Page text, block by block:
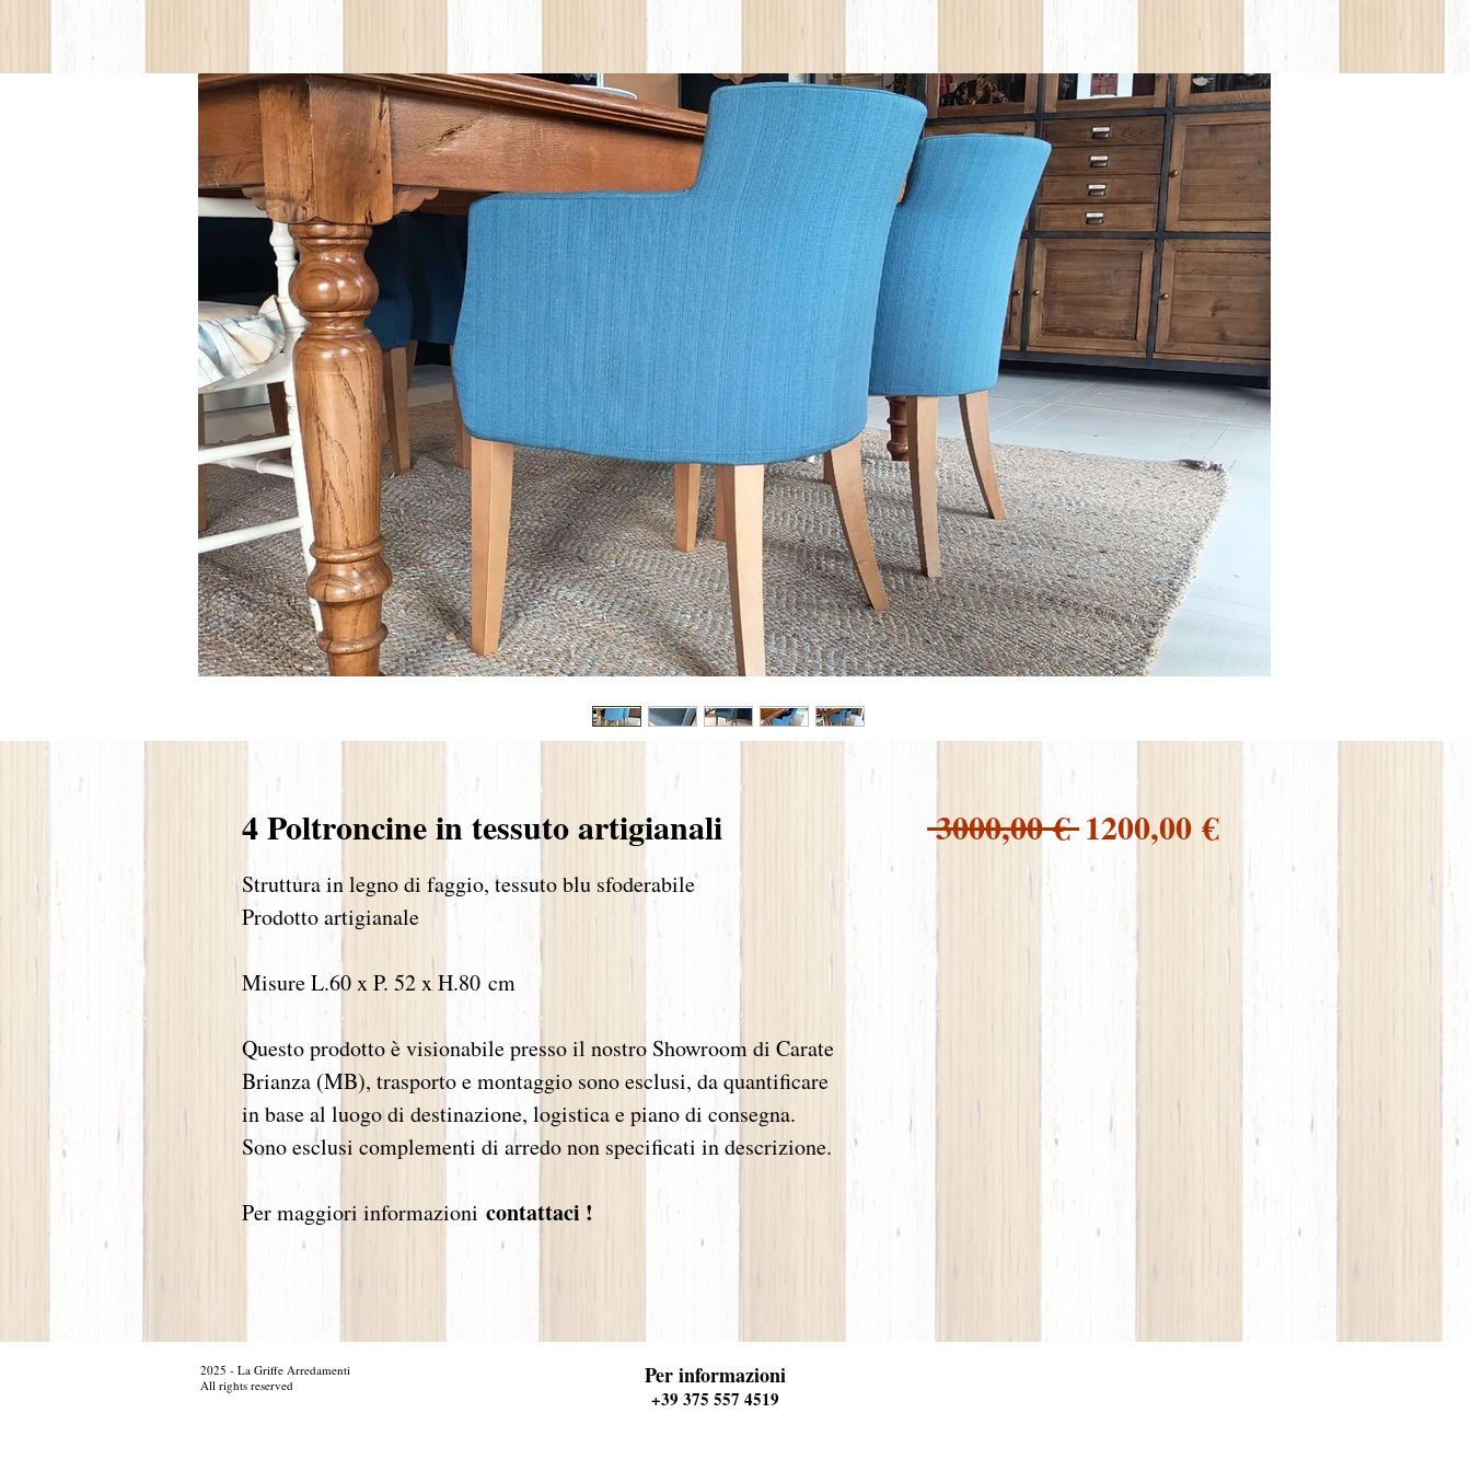
4 Poltroncine in tessuto artigianali
Struttura in legno di faggio, tessuto blu sfoderabile
Prodotto artigianale
Misure L.60 x P. 52 x H.80 cm
Questo prodotto è visionabile presso il nostro Showroom di Carate
Brianza (MB), trasporto e montaggio sono esclusi, da quantificare
in base al luogo di destinazione, logistica e piano di consegna.
Sono esclusi complementi di arredo non specificati in descrizione.
Per maggiori informazioni contattaci !
3000,00 € Prezzo
regolare
1200,00 €Prezzo
scontato
Daniela Garbin, sconti outlet sconto promozione promozioni diplomata Maestro d'Arte e Design d'interni, mobili in legno progetti monza camerette arredamento cameretta bagni bagno camino camini frontale boiserie di moda, sconti outlet sconto
promozione promozioni provenzale illustrazione, grafica emobili in legno design disegnatrice e decoratrice d'interni permobili classici provenzali specchi su misura lampadario lampadari camerette sconti outlet sconto promozione promozioni voltolina
arredamento cameretta bagni bagno camino camini frontale boiserie lampade sedie tavoli provenzale tavolo legno grande arredo massello laccato laccati muratura specchio monza "Galleria Arte e Arredamenti 1492", negozio storico nel cuore di Milano di
arredamento e progettazione su misura. mobili in legno Saverio Scaccianoce si forma come monza camerette arredamento cameretta bagni bagno camino camini frontale boiserie falegname ed ebanista mobili in legno attraverso la collaborazione con diverse
aziende di Lissone, "Capitale del mobile", voltolina provenzale sconti outlet sconto promozione promozioni monza mobili in legno mobili classici provenzali specchi su misura lampadario lampadari lampade sedie voltolina tavoli tavolo legno grande
arredo massello laccato laccati muratura specchio sconti outlet sconto promozione promozioni monza camerette arredamento cameretta voltolina bagni bagno camino camini frontale boiserie diventando con impegno e intraprendenza mobili in legno
monza figura di riferimento per la supervisione di costruzione e installazione camerette arredamento cameretta bagni bagno camino camini frontale boiserie dell'architettura d'interni. provenzale sconti outlet sconto promozione promozioni mobili in
legno arredamento arredamento arredamento arredamento monza Nel 1993 si uniscono arredamento per dare vita a "La Griffe", con sede nel centro di Monza. mobili sconti outlet sconto promozione promozioni camerette arredamento cameretta bagni
bagno camino camini frontale boiserie provenzale classici provenzali specchi su misura lampadario lampadari lampade sedie tavoli tavolo monza legno grande arredo sconti outlet sconto promozione promozioni massello laccato laccati
2025 - La Griffe Arredamenti
All rights reserved
Per informazioni
+39 375 557 4519